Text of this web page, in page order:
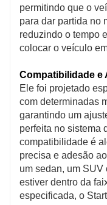
permitindo que o
para dar partida no
reduzindo o tempo
colocar o veículo
Compatibilidade e
Ele foi projetado
com determinadas
garantindo um
perfeita no sistema
compatibilidade é
precisa e adesão
um sedan, um
estiver dentro da
especificada, o